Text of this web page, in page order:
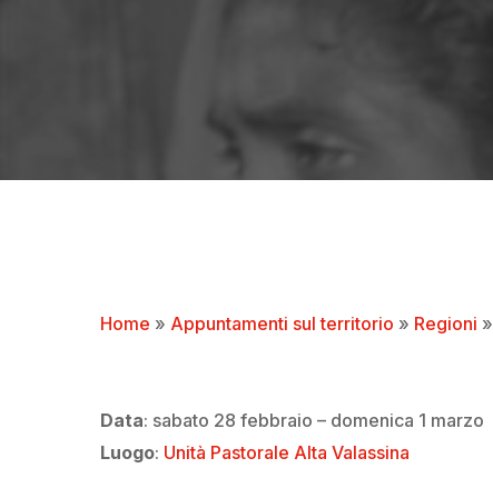
Home » Appuntamenti sul territorio » Regioni »
Data: sabato 28 febbraio – domenica 1 marzo
Luogo: Unità Pastorale Alta Valassina